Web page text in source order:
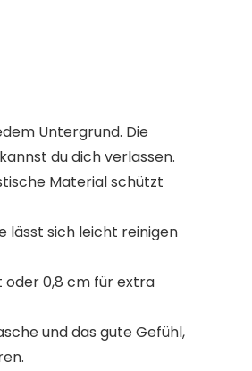
Untergrund. Die
du dich verlassen.
Material schützt
lässt sich leicht reinigen
oder 0,8 cm für extra
und das gute Gefühl,